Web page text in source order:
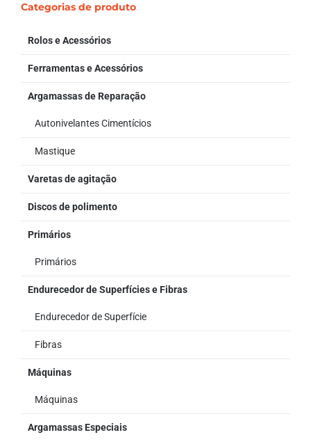
Categorias de produto
Rolos e Acessórios
Ferramentas e Acessórios
Argamassas de Reparação
Autonivelantes Cimentícios
Mastique
Varetas de agitação
Discos de polimento
Primários
Primários
Endurecedor de Superfícies e Fibras
Endurecedor de Superfície
Fibras
Máquinas
Máquinas
Argamassas Especiais